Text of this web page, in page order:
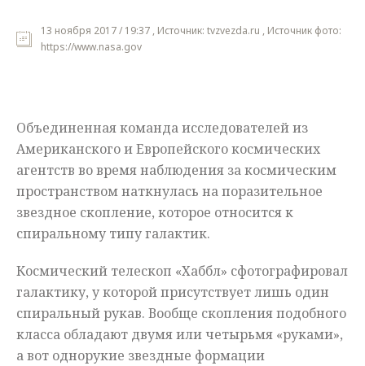
Мнения
13 ноября 2017 / 19:37 , Источник: tvzvezda.ru , Источник фото:
https://www.nasa.gov
Объединенная команда исследователей из
Американского и Европейского космических
агентств во время наблюдения за космическим
пространством наткнулась на поразительное
звездное скопление, которое относится к
спиральному типу галактик.
Космический телескоп «Хаббл» сфотографировал
галактику, у которой присутствует лишь один
спиральный рукав. Вообще скопления подобного
класса обладают двумя или четырьмя «руками»,
а вот однорукие звездные формации